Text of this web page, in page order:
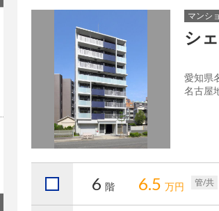
マンシ
シ
愛知県
名古屋
6 階 6.5 万円 管/共